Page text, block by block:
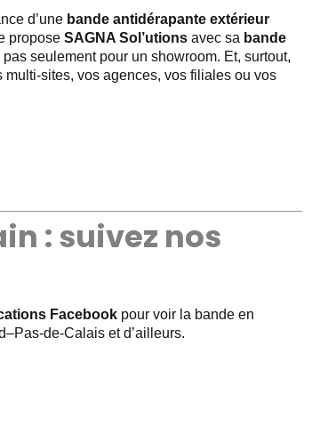
d’une bande antidérapante extérieur
propose SAGNA Sol’utionsavec sa bande
pas seulement pour un showroom. Et, surtout,
sites, vos agences, vos filiales ou vos
: suivez nos
Facebookpour voir la bande en
de-Calais et d’ailleurs.